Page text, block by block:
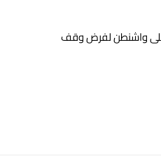
على واشنطن لفرض وقف